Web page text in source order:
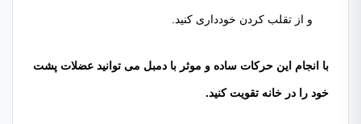
و از تقلب کردن خودداری کنید.
با انجام این حرکات ساده و موثر با دمبل می توانید عضلات پشت
خود را در خانه تقویت کنید.